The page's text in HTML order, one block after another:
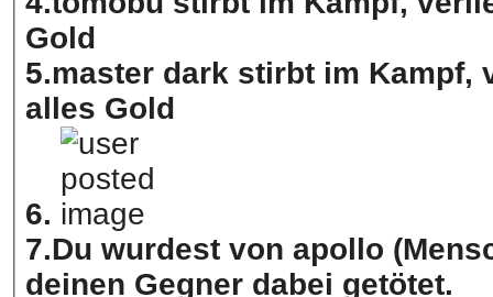
Gold
5.master dark stirbt im Kampf,
alles Gold
6.
7.Du wurdest von apollo
deinen Gegner dabei getötet.